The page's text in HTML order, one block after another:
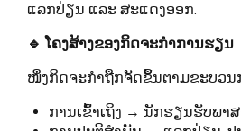
ແລກປ່ຽນ ແລະ ສະແດງອອກ.
🔹 ໂຄງສ້າງຂອງກິດຈະກຳການຮຽນ
ໜຶ່ງກິດຈະກຳຖືກຈັດຂຶ້ນຕາມຂະບວນ
ການເຂົ້າເຖິງ → ນັກຮຽນຮັບພາ